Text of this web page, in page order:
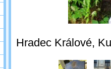
Hradec Králové,